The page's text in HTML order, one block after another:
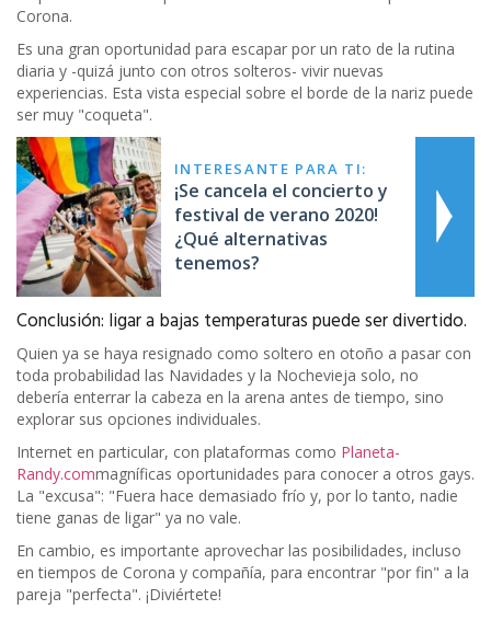
Corona.
Es una gran oportunidad para escapar por un rato de la rutina
diaria y -quizá junto con otros solteros- vivir nuevas
experiencias. Esta vista especial sobre el borde de la nariz puede
ser muy "coqueta".
INTERESANTE PARA TI:
¡Se cancela el concierto y
festival de verano 2020!
¿Qué alternativas
tenemos?
Conclusión: ligar a bajas temperaturas puede ser divertido.
Quien ya se haya resignado como soltero en otoño a pasar con
toda probabilidad las Navidades y la Nochevieja solo, no
debería enterrar la cabeza en la arena antes de tiempo, sino
explorar sus opciones individuales.
Internet en particular, con plataformas como Planeta-
Randy.commagníficas oportunidades para conocer a otros gays.
La "excusa": "Fuera hace demasiado frío y, por lo tanto, nadie
tiene ganas de ligar" ya no vale.
En cambio, es importante aprovechar las posibilidades, incluso
en tiempos de Corona y compañía, para encontrar "por fin" a la
pareja "perfecta". ¡Diviértete!